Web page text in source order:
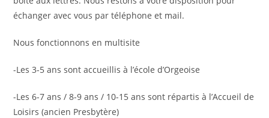
échanger avec vous par téléphone et mail.
Nous fonctionnons en multisite
-Les 3-5 ans sont accueillis à l’école d’Orgeoise
-Les 6-7 ans / 8-9 ans / 10-15 ans sont répartis à l’Accueil de
Loisirs (ancien Presbytère)